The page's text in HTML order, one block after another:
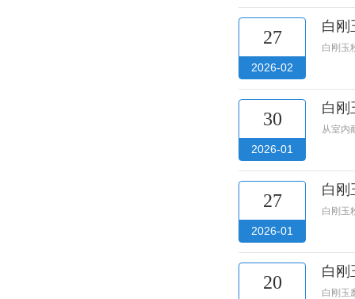
27
2026-02
白刚
白刚玉
30
2026-01
白刚
从室内
27
2026-01
白刚
白刚玉
20
白刚
白刚玉